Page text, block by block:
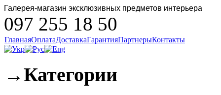
Галерея-магазин эксклюзивных предметов интерьера
097 255 18 50
ГлавнаяОплатаДоставкаГарантияПартнерыКонтакты
→Категории